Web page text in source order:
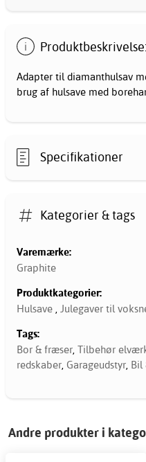
Produktbeskrivelse:
Adapter til diamanthulsav
brug af hulsave med
Specifikationer
Kategorier & tags
Varemærke:
Graphite
Produktkategorier:
Hulsave , Julegaver til
Tags:
Bor & fræser, Tilbehør
redskaber, Garageudstyr, Bil
Andre produkter i